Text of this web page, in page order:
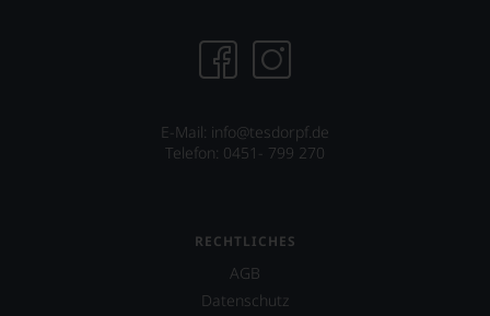
E-Mail: info@tesdorpf.de
Telefon: 0451- 799 270
RECHTLICHES
AGB
Datenschutz